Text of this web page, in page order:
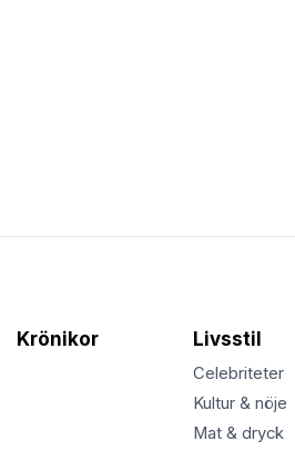
Krönikor Livsstil
Celebriteter
Kultur & nöje
Mat & dryck